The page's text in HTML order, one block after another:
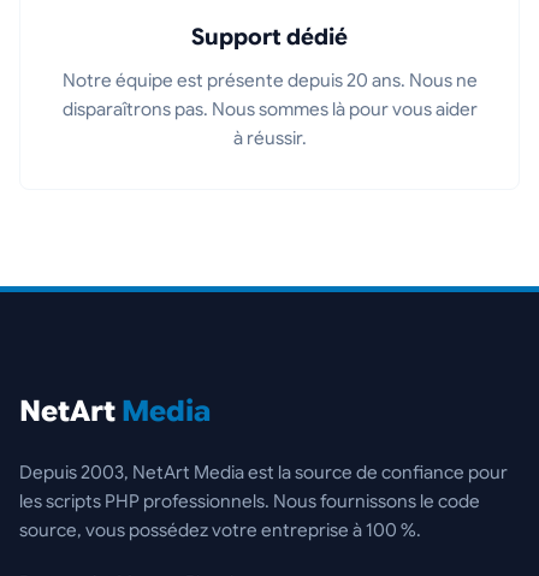
Support dédié
Notre équipe est présente depuis 20 ans. Nous ne
disparaîtrons pas. Nous sommes là pour vous aider
à réussir.
NetArt Media
Depuis 2003, NetArt Media est la source de confiance pour
les scripts PHP professionnels. Nous fournissons le code
source, vous possédez votre entreprise à 100 %.